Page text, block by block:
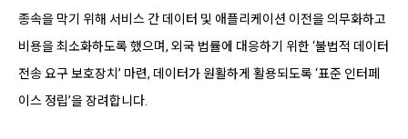
종속을 막기 위해 서비스 간 데이터 및 애플리케이션 이전을 의무화하고
비용을 최소화하도록 했으며, 외국 법률에 대응하기 위한 ‘불법적 데이터
전송 요구 보호장치’ 마련, 데이터가 원활하게 활용되도록 ‘표준 인터페
이스 정립’을 장려합니다.